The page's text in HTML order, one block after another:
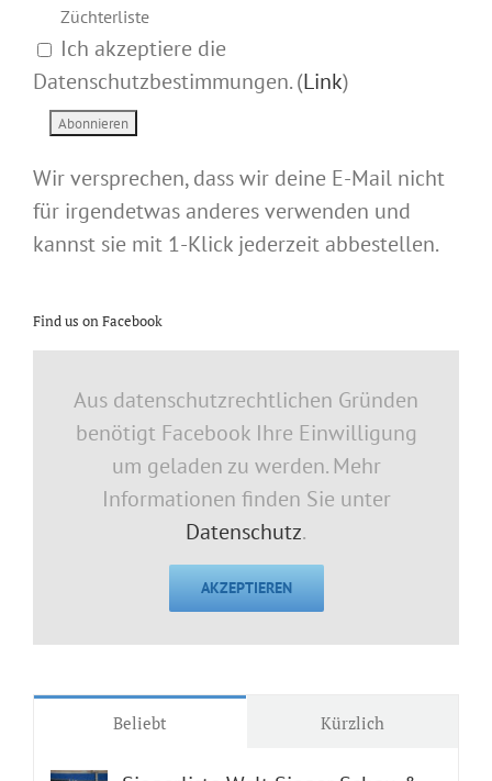
Züchterliste
Ich akzeptiere die
Datenschutzbestimmungen. (Link)
Wir versprechen, dass wir deine E-Mail nicht
für irgendetwas anderes verwenden und
kannst sie mit 1-Klick jederzeit abbestellen.
Find us on Facebook
Aus datenschutzrechtlichen Gründen
benötigt Facebook Ihre Einwilligung
um geladen zu werden. Mehr
Informationen finden Sie unter
Datenschutz.
AKZEPTIEREN
Beliebt Kürzlich